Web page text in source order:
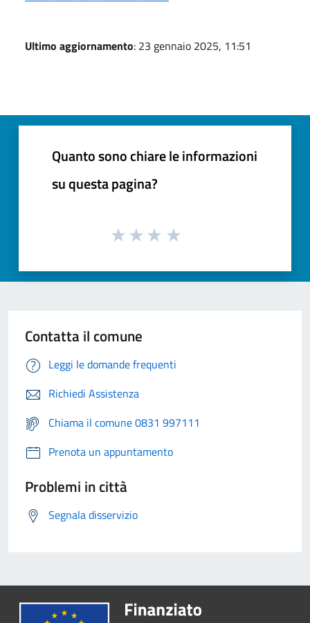
Ultimo aggiornamento: 23 gennaio 2025, 11:51
Quanto sono chiare le informazioni
su questa pagina?
Contatta il comune
Leggi le domande frequenti
Richiedi Assistenza
Chiama il comune 0831 997111
Prenota un appuntamento
Problemi in città
Segnala disservizio